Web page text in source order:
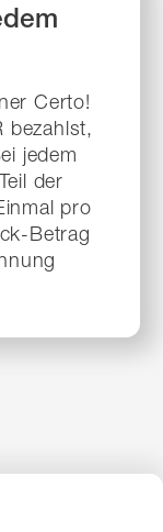
Certo!
bezahlst,
jedem
der
pro
Betrag